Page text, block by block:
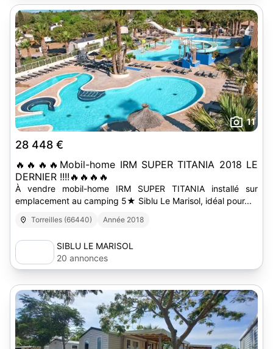
11
28 448 €
🔥🔥🔥🔥Mobil-home IRM SUPER TITANIA 2018 LE
DERNIER !!!!🔥🔥🔥🔥
À vendre mobil-home IRM SUPER TITANIA installé sur
emplacement au camping 5★ Siblu Le Marisol, idéal pour...
Torreilles (66440) Année 2018
SIBLU LE MARISOL
20 annonces